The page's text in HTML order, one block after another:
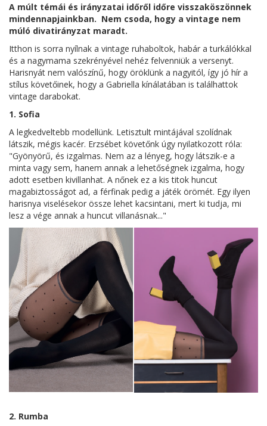
A múlt témái és irányzatai időről időre visszaköszönnek
mindennapjainkban. Nem csoda, hogy a vintage nem
múló divatirányzat maradt.
Itthon is sorra nyílnak a vintage ruhaboltok, habár a turkálókkal
és a nagymama szekrényével nehéz felvenniük a versenyt.
Harisnyát nem valószínű, hogy öröklünk a nagyitól, így jó hír a
stílus követőinek, hogy a Gabriella kínálatában is találhattok
vintage darabokat.
1. Sofia
A legkedveltebb modellünk. Letisztult mintájával szolídnak
látszik, mégis kacér. Erzsébet követőnk úgy nyilatkozott róla:
"Gyönyörű, és izgalmas. Nem az a lényeg, hogy látszik-e a
minta vagy sem, hanem annak a lehetőségnek izgalma, hogy
adott esetben kivillanhat. A nőnek ez a kis titok huncut
magabiztosságot ad, a férfinak pedig a játék örömét. Egy ilyen
harisnya viselésekor össze lehet kacsintani, mert ki tudja, mi
lesz a vége annak a huncut villanásnak..."
2. Rumba